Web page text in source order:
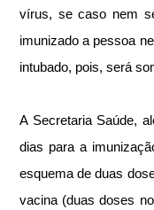
vírus, se caso nem
imunizado a pessoa
intubado, pois, será
A Secretaria Saúde,
dias para a
esquema de duas
vacina (duas doses